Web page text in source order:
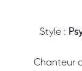
Style :
Chanteur